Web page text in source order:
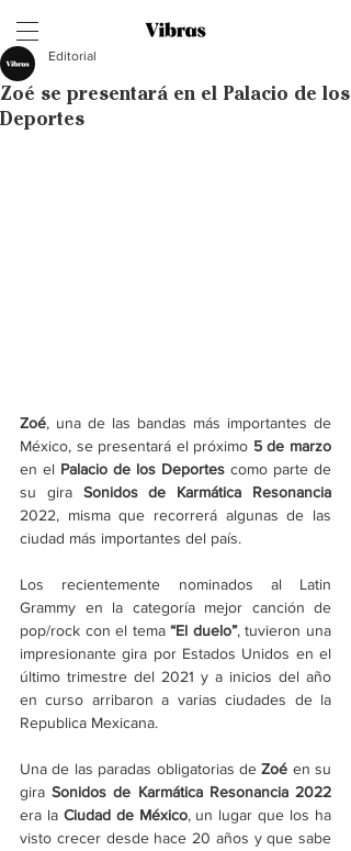
Zoé se presentará en el Palacio de los
Deportes
Editorial
Zoé, una de las bandas más importantes de
México, se presentará el próximo 5 de marzo
en el Palacio de los Deportes como parte de
su gira
2022, misma que recorrerá algunas de las
ciudad más importantes del país.
Los recientemente nominados al Latin
Grammy en la categoría mejor canción de
pop/rock con el tema “El duelo”, tuvieron una
impresionante gira por Estados Unidos en el
último trimestre del 2021 y a inicios del año
en curso arribaron a varias ciudades de la
Republica Mexicana.
Una de las paradas obligatorias de Zoé en su
gira Sonidos de Karmática Resonancia 2022
era la Ciudad de México, un lugar que los ha
visto crecer desde hace 20 años y que sabe